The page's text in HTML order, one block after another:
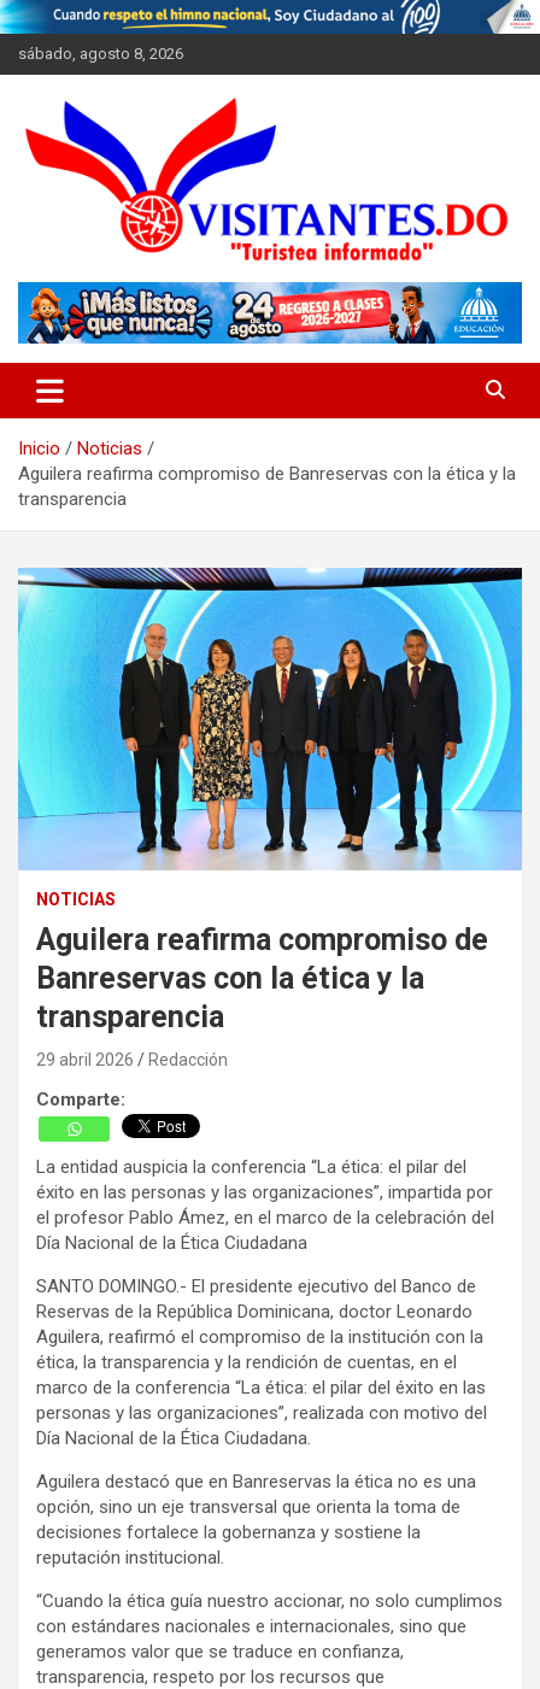
Saltar
al
contenido
sábado, agosto 8, 2026
Visitantes
Inicio
Noticias
Aguilera reafirma compromiso de Banreservas con la ética y la
transparencia
NOTICIAS
Aguilera reafirma compromiso de
Banreservas con la ética y la
transparencia
29 abril 2026 Redacción
Comparte:
La entidad auspicia la conferencia “La ética: el pilar del
éxito en las personas y las organizaciones”, impartida por
el profesor Pablo Ámez, en el marco de la celebración del
Día Nacional de la Ética Ciudadana
SANTO DOMINGO.- El presidente ejecutivo del Banco de
Reservas de la República Dominicana, doctor Leonardo
Aguilera, reafirmó el compromiso de la institución con la
ética, la transparencia y la rendición de cuentas, en el
marco de la conferencia “La ética: el pilar del éxito en las
personas y las organizaciones”, realizada con motivo del
Día Nacional de la Ética Ciudadana.
Aguilera destacó que en Banreservas la ética no es una
opción, sino un eje transversal que orienta la toma de
decisiones fortalece la gobernanza y sostiene la
reputación institucional.
“Cuando la ética guía nuestro accionar, no solo cumplimos
con estándares nacionales e internacionales, sino que
generamos valor que se traduce en confianza,
transparencia, respeto por los recursos que